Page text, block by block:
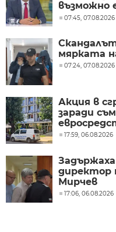
възможно
07:45, 07.08.2026
мярката
07:24, 07.08.2026
Акция в
заради
17:59, 06.08.2026
директор
Мирчев
17:06, 06.08.2026